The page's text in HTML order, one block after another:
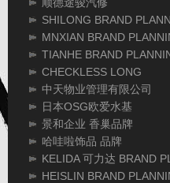
SHILONG BRAND
MNXIAN BRAND
TIANHE BRAND
CHECKLESS LONG
中天物业管理有限公司
日本OSG欧爱水基
景和企业 香巢品牌
哈哇啦饰品 品牌
KELIDA 可力达 BRAND
HEISLIN BRAND